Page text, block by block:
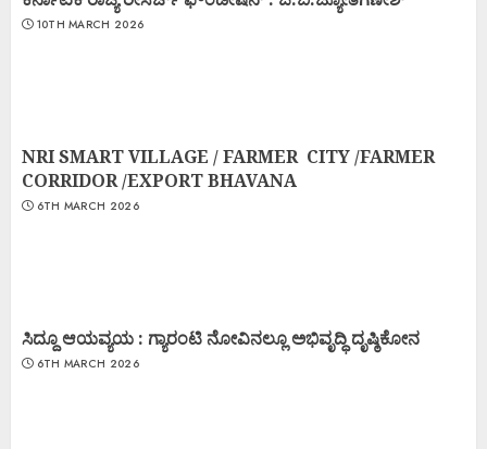
10TH MARCH 2026
NRI SMART VILLAGE / FARMER CITY /FARMER
CORRIDOR /EXPORT BHAVANA
6TH MARCH 2026
ಸಿದ್ದೂ ಆಯವ್ಯಯ : ಗ್ಯಾರಂಟಿ ನೋವಿನಲ್ಲೂ ಅಭಿವೃದ್ಧಿ ದೃಷ್ಠಿಕೋನ
6TH MARCH 2026